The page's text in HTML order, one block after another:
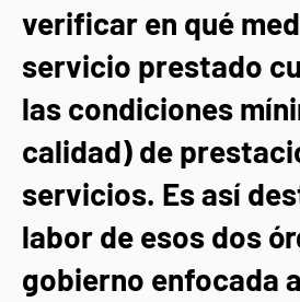
verificar en qué
servicio prestado
las condiciones
calidad) de
servicios. Es así
labor de esos dos
gobierno enfocada